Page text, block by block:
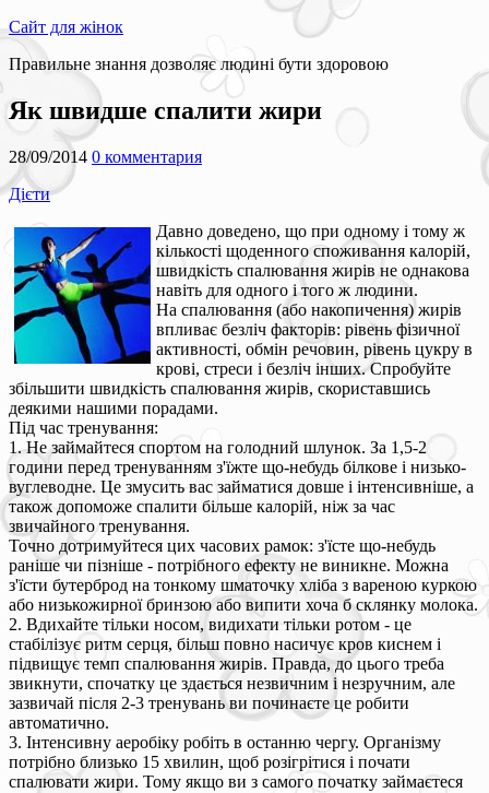
Сайт для жінок
Правильне знання дозволяє людині бути здоровою
Як швидше спалити жири
28/09/2014 0 комментария
Дієти
Давно доведено, що при одному і тому ж
кількості щоденного споживання калорій,
швидкість спалювання жирів не однакова
навіть для одного і того ж людини.
На спалювання (або накопичення) жирів
впливає безліч факторів: рівень фізичної
активності, обмін речовин, рівень цукру в
крові, стреси і безліч інших. Спробуйте
збільшити швидкість спалювання жирів, скориставшись
деякими нашими порадами.
Під час тренування:
1. Не займайтеся спортом на голодний шлунок. За 1,5-2
години перед тренуванням з'їжте що-небудь білкове і низько-
вуглеводне. Це змусить вас займатися довше і інтенсивніше, а
також допоможе спалити більше калорій, ніж за час
звичайного тренування.
Точно дотримуйтеся цих часових рамок: з'їсте що-небудь
раніше чи пізніше - потрібного ефекту не виникне. Можна
з'їсти бутерброд на тонкому шматочку хліба з вареною куркою
або низькожирної бринзою або випити хоча б склянку молока.
2. Вдихайте тільки носом, видихати тільки ротом - це
стабілізує ритм серця, більш повно насичує кров киснем і
підвищує темп спалювання жирів. Правда, до цього треба
звикнути, спочатку це здається незвичним і незручним, але
зазвичай після 2-3 тренувань ви починаєте це робити
автоматично.
3. Інтенсивну аеробіку робіть в останню чергу. Організму
потрібно близько 15 хвилин, щоб розігрітися і почати
спалювати жири. Тому якщо ви з самого початку займаєтеся